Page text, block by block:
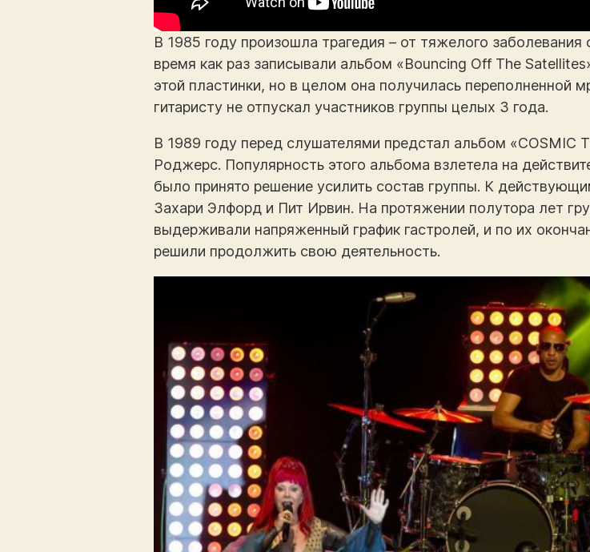
В 1985 году произошла трагедия – от тяжелого заболевания
время как раз записывали альбом «Bouncing Off The
этой пластинки, но в целом она получилась
гитаристу не отпускал участников группы целых 3 года.
В 1989 году перед слушателями предстал альбом
Роджерс. Популярность этого альбома взлетела на
было принято решение усилить состав группы. К
Захари Элфорд и Пит Ирвин. На протяжении полутора лет
выдерживали напряженный график гастролей, и по их
решили продолжить свою деятельность.